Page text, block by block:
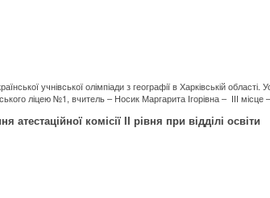
учнівської олімпіади з географії в Харківській
ліцею №1, вчитель – Носик Маргарита Ігорівна – ІІІ місце
атестаційної комісії ІІ рівня при відділі освіти